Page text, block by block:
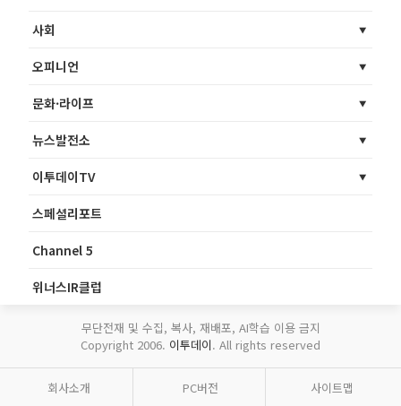
사회
오피니언
문화·라이프
뉴스발전소
이투데이TV
스페셜리포트
Channel 5
위너스IR클럽
무단전재 및 수집, 복사, 재배포, AI학습 이용 금지
Copyright 2006. 이투데이. All rights reserved
회사소개 PC버전 사이트맵